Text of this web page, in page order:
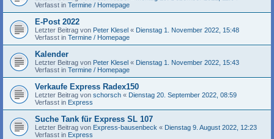
Verfasst in Termine / Homepage
E-Post 2022
Letzter Beitrag von Peter Klesel « Dienstag 1. November 2022, 15:48
Verfasst in Termine / Homepage
Kalender
Letzter Beitrag von Peter Klesel « Dienstag 1. November 2022, 15:43
Verfasst in Termine / Homepage
Verkaufe Express Radex150
Letzter Beitrag von schorsch « Dienstag 20. September 2022, 08:59
Verfasst in Express
Suche Tank für Express SL 107
Letzter Beitrag von Express-bausenbeck « Dienstag 9. August 2022, 12:23
Verfasst in Express